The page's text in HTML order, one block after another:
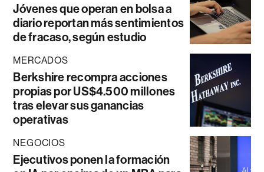
Jóvenes que operan en bolsa a
diario reportan más sentimientos
de fracaso, según estudio
MERCADOS
Berkshire recompra acciones
propias por US$4.500 millones
tras elevar sus ganancias
operativas
NEGOCIOS
Ejecutivos ponen la formación